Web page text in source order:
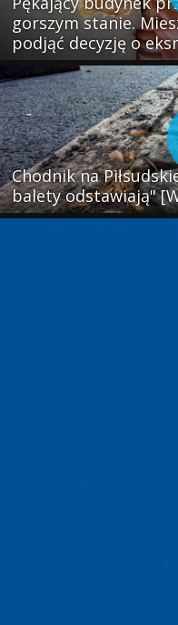
gorszym stanie.
podjąć decyzję o
Chodnik na
balety odstawiają"